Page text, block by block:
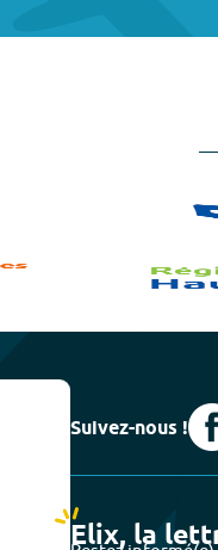
Suivez-nous !
Elix, la